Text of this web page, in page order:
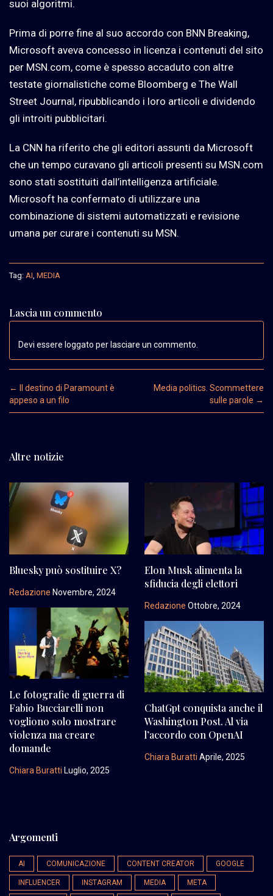
suoi algoritmi.
Prima di porre fine al suo accordo con BNN Breaking,
Microsoft aveva concesso in licenza i contenuti del sito
per MSN.com, come è spesso accaduto con altre
testate giornalistiche come Bloomberg e The Wall
Street Journal, ripubblicando i loro articoli e dividendo
gli introiti pubblicitari.
La CNN ha riferito che gli editori assunti da Microsoft
che un tempo curavano gli articoli presenti su MSN.com
sono stati sostituiti dall’intelligenza artificiale.
Microsoft ha confermato di utilizzare una
combinazione di sistemi automatizzati e revisione
umana per curare i contenuti su MSN.
Tag: AI MEDIA
Lascia un commento
Devi essere loggato per lasciare un commento.
Post navigation
←
Il destino di Paramount è
appeso a un filo
Media politics. Scommettere
sulle parole →
Altre notizie
Bluesky può sostituire X?
Redazione Novembre, 2024
Elon Musk alimenta la
sfiducia degli elettori
Redazione Ottobre, 2024
Le fotografie di guerra di
Fabio Bucciarelli non
vogliono solo mostrare
violenza ma creare
domande
Chiara Buratti Luglio, 2025
ChatGpt conquista anche il
Washington Post. Al via
l’accordo con OpenAI
Chiara Buratti Aprile, 2025
Argomenti
AI COMUNICAZIONE CONTENT CREATOR GOOGLE
INFLUENCER INSTAGRAM MEDIA META